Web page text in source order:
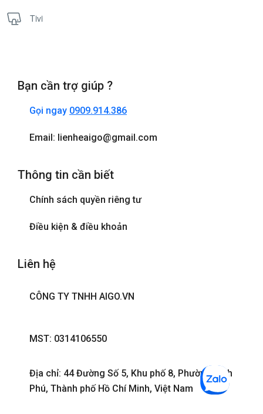
Tivi
Bạn cần trợ giúp ?
Gọi ngay 0909.914.386
Email: lienheaigo@gmail.com
Thông tin cần biết
Chính sách quyền riêng tư
Điều kiện & điều khoản
Liên hệ
CÔNG TY TNHH AIGO.VN
MST: 0314106550
Địa chỉ: 44 Đường Số 5, Khu phố 8, Phường Bình
Phú, Thành phố Hồ Chí Minh, Việt Nam